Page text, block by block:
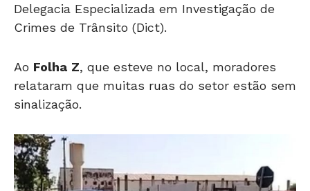
Delegacia Especializada em Investigação de
Crimes de Trânsito (Dict).
Ao Folha Z, que esteve no local, moradores
relataram que muitas ruas do setor estão sem
sinalização.